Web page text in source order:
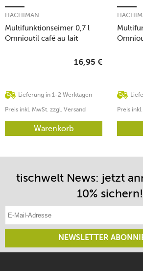
Multifunktionseimer 0,7 l
Omnioutil café au lait
HACHIMAN
Lieferung in 1-2 Werktagen
16,95 €
Preis inkl. MwSt. zzgl. Versand
Warenkorb
Preis
tischwelt News: jetzt
10% sichern!
NEWSLETTER